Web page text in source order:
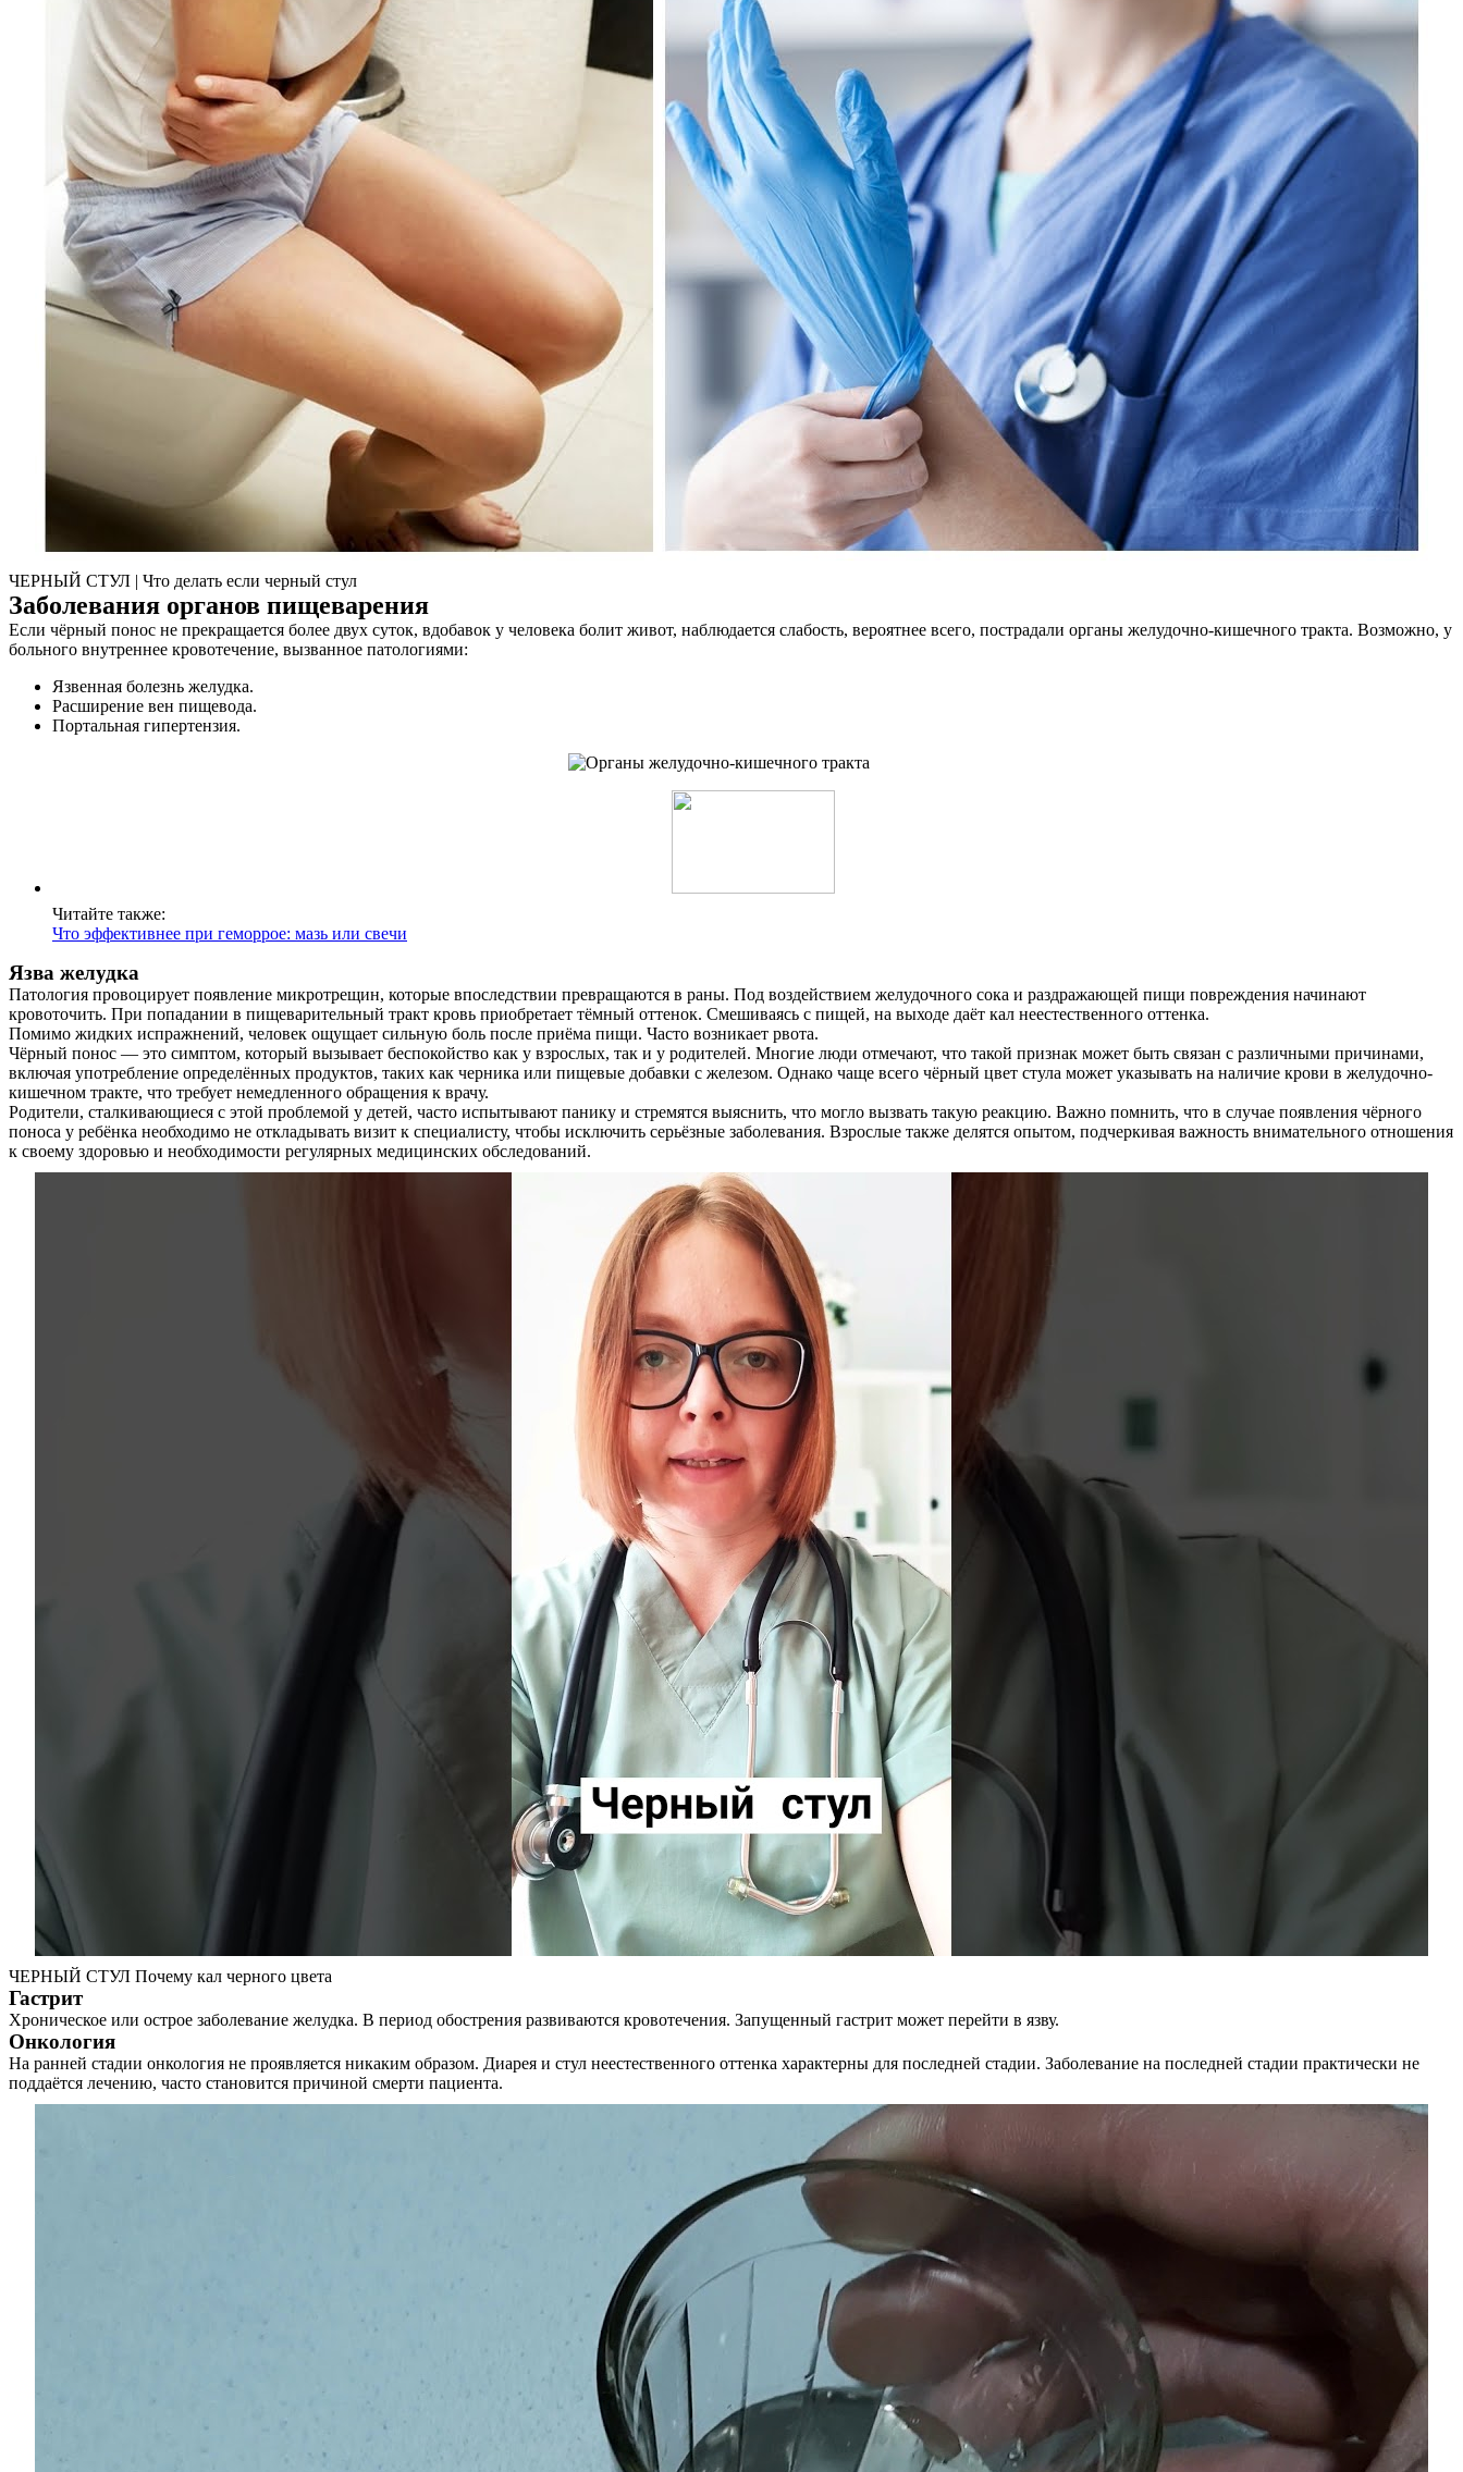
О нас
Услуги
Акции
Отзывы
Статьи
ЧЕРНЫЙ СТУЛ | Что делать если черный стул
Заболевания органов пищеварения
Если чёрный понос не прекращается более двух суток, вдобавок у человека болит живот, наблюдается слабость, вероятнее всего, пострадали органы желудочно-кишечного тракта. Возможно, у
больного внутреннее кровотечение, вызванное патологиями:
Язвенная болезнь желудка.
Расширение вен пищевода.
Портальная гипертензия.
Читайте также:
Что эффективнее при геморрое: мазь или свечи
Язва желудка
Патология провоцирует появление микротрещин, которые впоследствии превращаются в раны. Под воздействием желудочного сока и раздражающей пищи повреждения начинают
кровоточить. При попадании в пищеварительный тракт кровь приобретает тёмный оттенок. Смешиваясь с пищей, на выходе даёт кал неестественного оттенка.
Помимо жидких испражнений, человек ощущает сильную боль после приёма пищи. Часто возникает рвота.
Чёрный понос — это симптом, который вызывает беспокойство как у взрослых, так и у родителей. Многие люди отмечают, что такой признак может быть связан с различными причинами,
включая употребление определённых продуктов, таких как черника или пищевые добавки с железом. Однако чаще всего чёрный цвет стула может указывать на наличие крови в желудочно-
кишечном тракте, что требует немедленного обращения к врачу.
Родители, сталкивающиеся с этой проблемой у детей, часто испытывают панику и стремятся выяснить, что могло вызвать такую реакцию. Важно помнить, что в случае появления чёрного
поноса у ребёнка необходимо не откладывать визит к специалисту, чтобы исключить серьёзные заболевания. Взрослые также делятся опытом, подчеркивая важность внимательного отношения
к своему здоровью и необходимости регулярных медицинских обследований.
ЧЕРНЫЙ СТУЛ Почему кал черного цвета
Гастрит
Хроническое или острое заболевание желудка. В период обострения развиваются кровотечения. Запущенный гастрит может перейти в язву.
Онкология
На ранней стадии онкология не проявляется никаким образом. Диарея и стул неестественного оттенка характерны для последней стадии. Заболевание на последней стадии практически не
поддаётся лечению, часто становится причиной смерти пациента.